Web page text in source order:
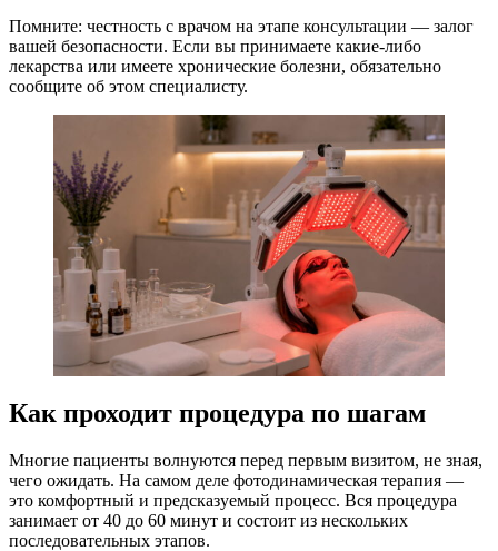
Помните: честность с врачом на этапе консультации — залог
вашей безопасности. Если вы принимаете какие-либо
лекарства или имеете хронические болезни, обязательно
сообщите об этом специалисту.
Как проходит процедура по шагам
Многие пациенты волнуются перед первым визитом, не зная,
чего ожидать. На самом деле фотодинамическая терапия —
это комфортный и предсказуемый процесс. Вся процедура
занимает от 40 до 60 минут и состоит из нескольких
последовательных этапов.